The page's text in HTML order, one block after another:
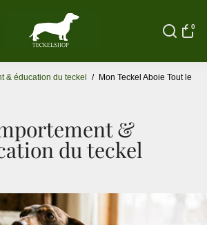
0
& éducation du teckel / Mon Teckel Aboie Tout le
&
du teckel